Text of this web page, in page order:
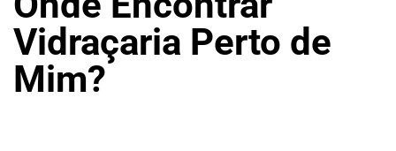
Vidraçaria Perto de
Mim?